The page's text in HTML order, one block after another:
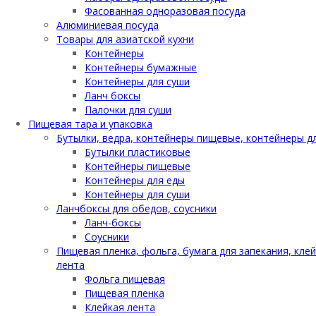
Фасованная одноразовая посуда
Алюминиевая посуда
Товары для азиатской кухни
Контейнеры
Контейнеры бумажные
Контейнеры для суши
Ланч боксы
Палочки для суши
Пищевая тара и упаковка
Бутылки, ведра, контейнеры пищевые, контейнеры
Бутылки пластиковые
Контейнеры пищевые
Контейнеры для еды
Контейнеры для суши
Ланчбоксы для обедов, соусники
Ланч-боксы
Соусники
Пищевая пленка, фольга, бумага для запекания,
лента
Фольга пищевая
Пищевая пленка
Клейкая лента